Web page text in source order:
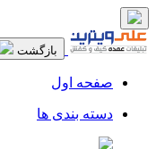
بازگشت
صفحه اول
دسته بندی ها